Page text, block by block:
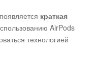
краткая
AirPods
технологией